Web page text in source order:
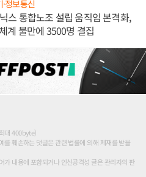
·정보통신
스 통합노조 설립 움직임 본격화,
계 불만에 3500명 결집
대 400byte)
를 훼손하는 댓글은 관련 법률에 의해 제재를 받을
가 내용에 포함되거나 인신공격성 글은 관리자의 판